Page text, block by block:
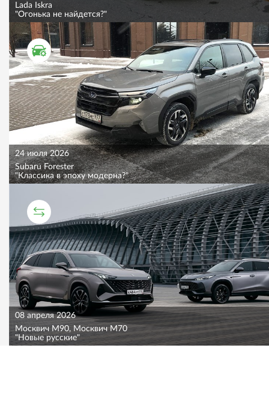
Lada Iskra
"Огонька не найдется?"
ТЕСТ ДРАЙВ
24 июля 2026
Subaru Forester
"Классика в эпоху модерна?"
СРАВНИТЕЛЬНЫЙ ТЕСТ
08 апреля 2026
Москвич M90, Москвич M70
"Новые русские"